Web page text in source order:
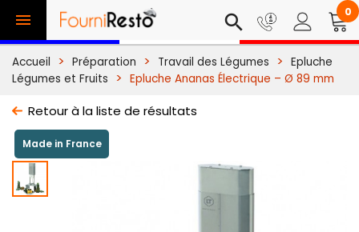
 search 0
Accueil Préparation Travail des Légumes
Epluche
Légumes et Fruits
Epluche Ananas Électrique – Ø 89 mm
Retour à la liste de résultats
Made in France